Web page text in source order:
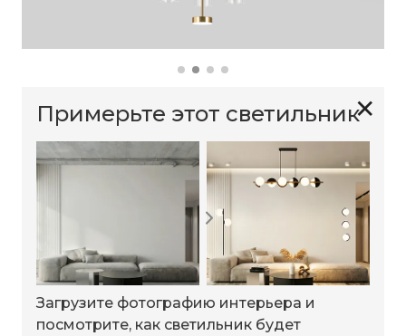
✕
Примерьте этот светильник
Загрузите фотографию интерьера и
посмотрите, как светильник будет